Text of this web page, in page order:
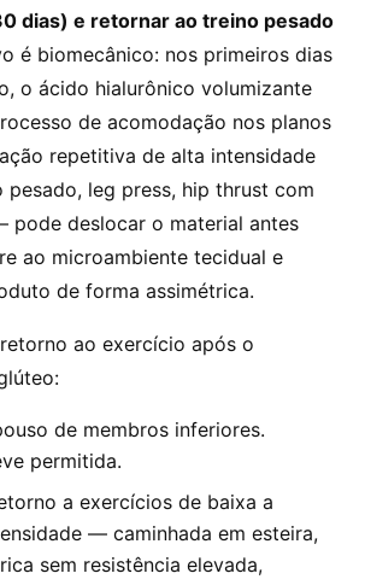
dias) e retornar ao treino pesado
é biomecânico: nos primeiros dias
o ácido hialurônico volumizante
de acomodação nos planos
repetitiva de alta intensidade
leg press, hip thrust com
pode deslocar o material antes
ao microambiente tecidual e
de forma assimétrica.
ao exercício após o
de membros inferiores.
permitida.
a exercícios de baixa a
— caminhada em esteira,
sem resistência elevada,